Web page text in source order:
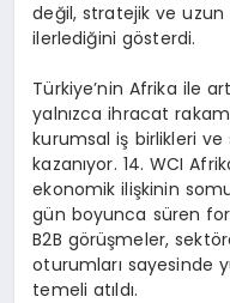
değil, stratejik ve
ilerlediğini gösterdi.
Türkiye’nin Afrika ile
yalnızca ihracat
kurumsal iş birlikleri
kazanıyor. 14. WCI
ekonomik ilişkinin
gün boyunca süren
B2B görüşmeler,
oturumları sayesinde
temeli atıldı.